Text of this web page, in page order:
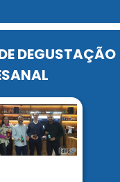
DEGUSTAÇÃO